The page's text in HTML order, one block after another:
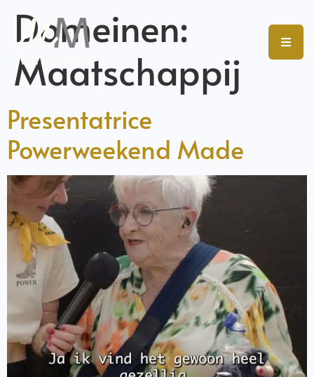
Domeinen:
Maatschappij
Presentatrice
Powerweekend Made